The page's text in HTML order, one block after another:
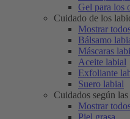
Gel para los
Cuidado de los
Mostrar
Bálsamo
Máscaras
Aceite labial
Exfoliante
Suero labial
Cuidados según
Mostrar
Piel grasa